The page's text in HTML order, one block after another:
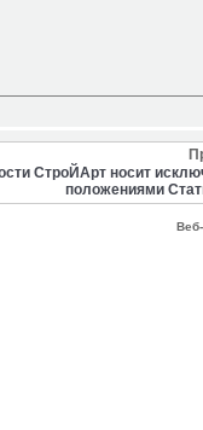
СтроЙАрт носит
положениями